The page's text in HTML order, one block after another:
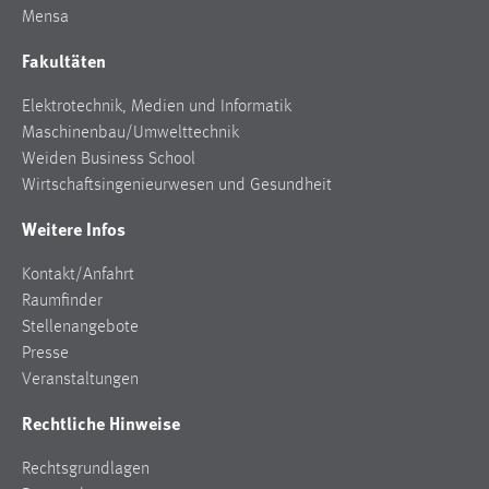
Mensa
Fakultäten
Elektrotechnik, Medien und Informatik
Maschinenbau/Umwelttechnik
Weiden Business School
Wirtschaftsingenieurwesen und Gesundheit
Weitere Infos
Kontakt/Anfahrt
Raumfinder
Stellenangebote
Presse
Veranstaltungen
Rechtliche Hinweise
Rechtsgrundlagen
einloggen zu können.
Cookie Laufzeit:
24 Stunden
STATISTIK
Diese Informationen helfen uns zu verstehen, wie
unsere Besucher unsere Website nutzen.
_pk_ref, _pk_cvar, _pk_id, _pk_ses
Zweck: